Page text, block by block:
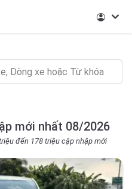
mới nhất 08/2026
đến 178 triệu cập nhập mới